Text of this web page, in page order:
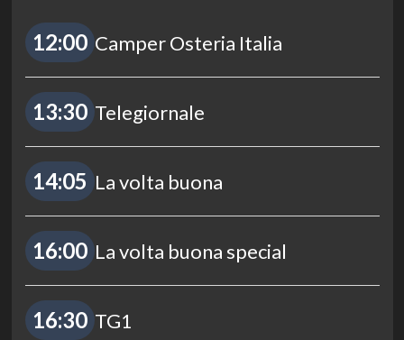
12:00 Camper Osteria Italia
13:30 Telegiornale
14:05 La volta buona
16:00 La volta buona special
16:30 TG1